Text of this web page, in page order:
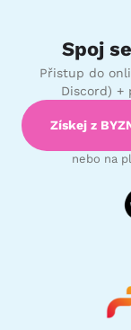
Spoj
Přistup do
Discord) +
Získej z
nebo na